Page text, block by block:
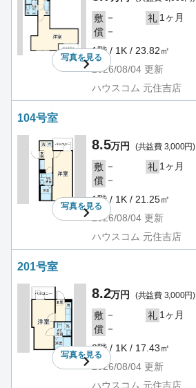
写真を見る
敷 － 礼 1ヶ月
償 －
1階 / 1K / 23.82㎡
2026/08/04 更新
ハウスコム 元住吉店
104号室
写真を見る
8.5万円 (共益費 3,000円)
敷 － 礼 1ヶ月
償 －
1階 / 1K / 21.25㎡
2026/08/04 更新
ハウスコム 元住吉店
201号室
写真を見る
8.2万円 (共益費 3,000円)
敷 － 礼 1ヶ月
償 －
2階 / 1K / 17.43㎡
2026/08/04 更新
ハウスコム 元住吉店